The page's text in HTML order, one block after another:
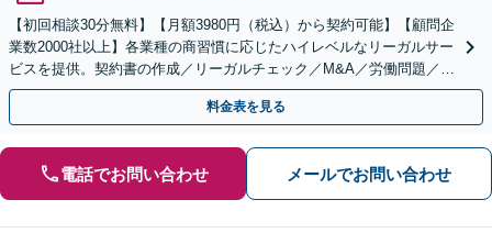
【初回相談30分無料】【月額3980円（税込）から契約可能】【顧問企
業数2000社以上】各業種の商習慣に応じたハイレベルなリーガルサー
ビスを提供。契約書の作成／リーガルチェック／M&A／労働問題／知
的財産等、お任せください【他士業連携可能】
料金表を見る
電話でお問い合わせ メールでお問い合わせ